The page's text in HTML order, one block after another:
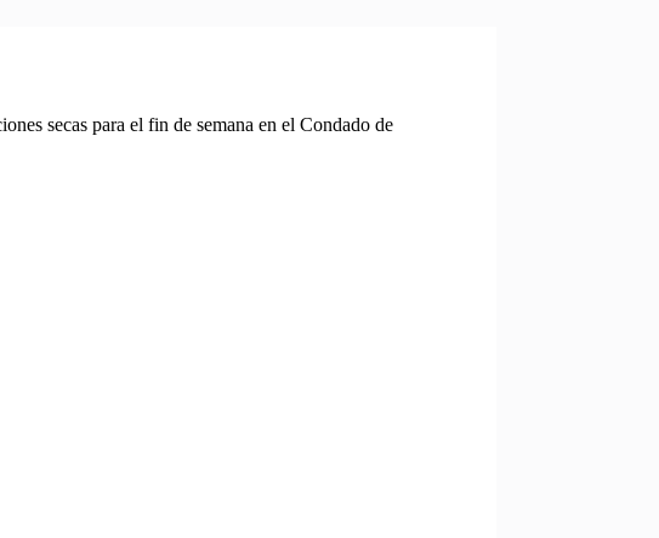
secas para el fin de semana en el Condado de